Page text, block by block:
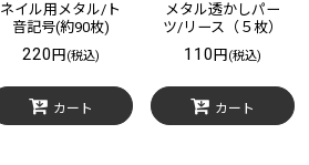
ネイル用メタル/ト
音記号(約90枚)
220 円 (税込)
カート
メタル透かしパー
ツ/リース（５枚）
110 円 (税込)
カート